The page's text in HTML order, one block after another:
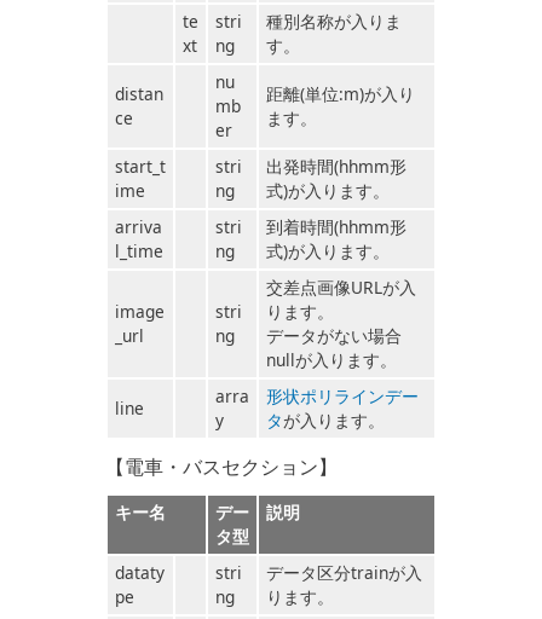
te
xt
stri
ng
種別名称が入りま
す。
distan
ce
nu
mb
er
距離(単位:m)が入り
ます。
start_t
ime
stri
ng
出発時間(hhmm形
式)が入ります。
arriva
l_time
stri
ng
到着時間(hhmm形
式)が入ります。
image
_url
stri
ng
交差点画像URLが入
ります。
データがない場合
nullが入ります。
line
arra
y
形状ポリラインデー
タが入ります。
【電車・バスセクション】
キー名
デー
タ型
説明
dataty
pe
stri
ng
データ区分trainが入
ります。